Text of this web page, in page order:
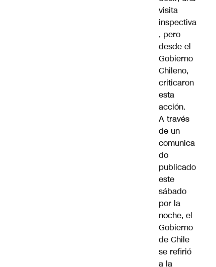
visita
inspectiva
, pero
desde el
Gobierno
Chileno,
criticaron
esta
acción.
A través
de un
comunica
do
publicado
este
sábado
por la
noche, el
Gobierno
de Chile
se refirió
a la